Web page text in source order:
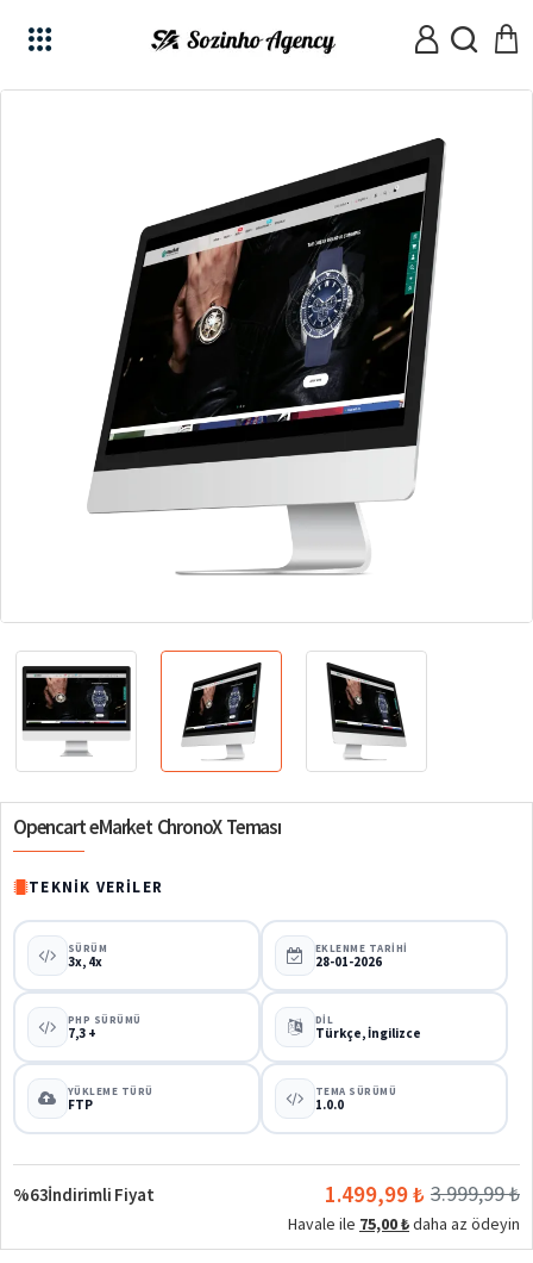
Opencart eMarket ChronoX Teması
TEKNIK VERILER
SÜRÜM
3x, 4x
EKLENME TARIHI
28-01-2026
PHP SÜRÜMÜ
7,3 +
DIL
Türkçe, İngilizce
YÜKLEME TÜRÜ
FTP
TEMA SÜRÜMÜ
1.0.0
İndirimli Fiyat
%63 1.499,99 ₺ 3.999,99 ₺
Havale ile 75,00 ₺daha az ödeyin